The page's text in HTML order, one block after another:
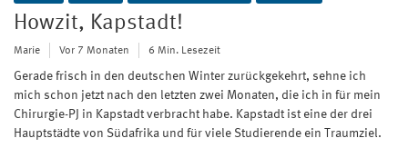
Howzit, Kapstadt!
Marie Vor 7 Monaten 6 Min. Lesezeit
Gerade frisch in den deutschen Winter zurückgekehrt, sehne ich
mich schon jetzt nach den letzten zwei Monaten, die ich in für mein
Chirurgie-PJ in Kapstadt verbracht habe. Kapstadt ist eine der drei
Hauptstädte von Südafrika und für viele Studierende ein Traumziel.